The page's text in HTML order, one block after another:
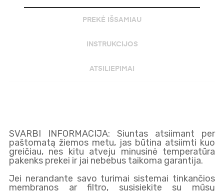
PREKĖ IŠSAMIAU
INSTRUKCIJOS
ATSILIEPIMAI
SVARBI INFORMACIJA: Siuntas atsiimant per
paštomatą žiemos metu, jas būtina atsiimti kuo
greičiau, nes kitu atveju minusinė temperatūra
pakenks prekei ir jai nebebus taikoma garantija.
Jei nerandante savo turimai sistemai tinkančios
membranos ar filtro, susisiekite su mūsų